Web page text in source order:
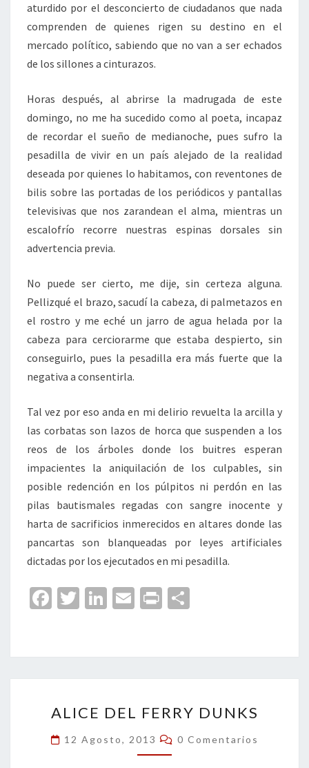
aturdido por el desconcierto de ciudadanos que nada
comprenden de quienes rigen su destino en el
mercado político, sabiendo que no van a ser echados
de los sillones a cinturazos.
Horas después, al abrirse la madrugada de este
domingo, no me ha sucedido como al poeta, incapaz
de recordar el sueño de medianoche, pues sufro la
pesadilla de vivir en un país alejado de la realidad
deseada por quienes lo habitamos, con reventones de
bilis sobre las portadas de los periódicos y pantallas
televisivas que nos zarandean el alma, mientras un
escalofrío recorre nuestras espinas dorsales sin
advertencia previa.
No puede ser cierto, me dije, sin certeza alguna.
Pellizqué el brazo, sacudí la cabeza, di palmetazos en
el rostro y me eché un jarro de agua helada por la
cabeza para cerciorarme que estaba despierto, sin
conseguirlo, pues la pesadilla era más fuerte que la
negativa a consentirla.
Tal vez por eso anda en mi delirio revuelta la arcilla y
las corbatas son lazos de horca que suspenden a los
reos de los árboles donde los buitres esperan
impacientes la aniquilación de los culpables, sin
posible redención en los púlpitos ni perdón en las
pilas bautismales regadas con sangre inocente y
harta de sacrificios inmerecidos en altares donde las
pancartas son blanqueadas por leyes artificiales
dictadas por los ejecutados en mi pesadilla.
Fa
o
o
k
T
er
Li
dI
n
E
l
Pr
p
ar
tir
DEL
FERRY
DUNKS
ALICE DEL FERRY DUNKS
12 Agosto, 2013 Comentarios
0 Comentarios